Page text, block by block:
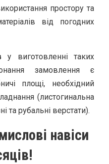
простору та
від погодних
у виготовленні таких
замовлення є
площі, необхідний
(листогинальна
та рубальні верстати).
навіси